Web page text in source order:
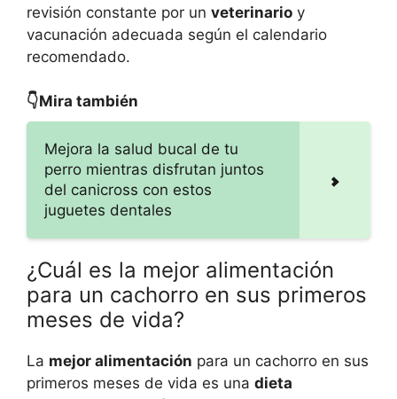
revisión constante por un veterinario y
vacunación adecuada según el calendario
recomendado.
👇Mira también
Mejora la salud bucal de tu
perro mientras disfrutan juntos
del canicross con estos
juguetes dentales
¿Cuál es la mejor alimentación
para un cachorro en sus primeros
meses de vida?
La mejor alimentación para un cachorro en sus
primeros meses de vida es una dieta